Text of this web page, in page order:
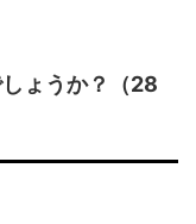
ょうか？（28